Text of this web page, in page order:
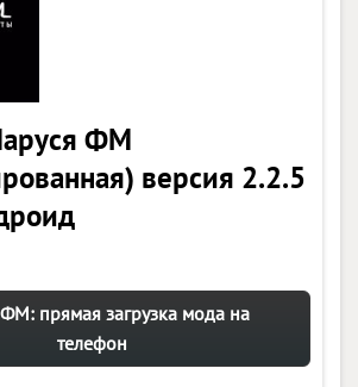
ФМ
версия 2.2.5
прямая загрузка мода на
телефон